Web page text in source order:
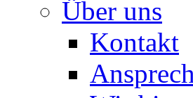
Über uns
Kontakt